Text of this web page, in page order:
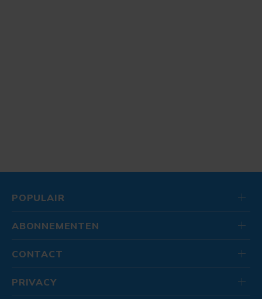
POPULAIR
ABONNEMENTEN
CONTACT
PRIVACY